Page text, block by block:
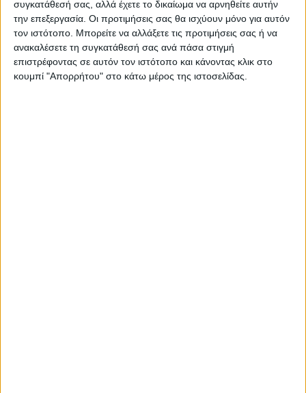
συγκατάθεσή σας, αλλά έχετε το δικαίωμα να αρνηθείτε αυτήν
την επεξεργασία. Οι προτιμήσεις σας θα ισχύουν μόνο για αυτόν
τον ιστότοπο. Μπορείτε να αλλάξετε τις προτιμήσεις σας ή να
ανακαλέσετε τη συγκατάθεσή σας ανά πάσα στιγμή
επιστρέφοντας σε αυτόν τον ιστότοπο και κάνοντας κλικ στο
κουμπί "Απορρήτου" στο κάτω μέρος της ιστοσελίδας.
κρατών.
Η Ελλάδα δηλώνει έτοιμη να συμβάλει
στην επόμενη μέρα στη Γάζα, τόσο σε
ανθρωπιστικό επίπεδο και μέσω της